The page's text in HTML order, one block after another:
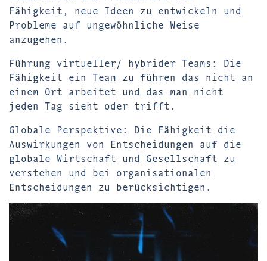
Fähigkeit, neue Ideen zu entwickeln und
Probleme auf ungewöhnliche Weise
anzugehen.
Führung virtueller/ hybrider Teams: Die
Fähigkeit ein Team zu führen das nicht an
einem Ort arbeitet und das man nicht
jeden Tag sieht oder trifft.
Globale Perspektive: Die Fähigkeit die
Auswirkungen von Entscheidungen auf die
globale Wirtschaft und Gesellschaft zu
verstehen und bei organisationalen
Entscheidungen zu berücksichtigen.